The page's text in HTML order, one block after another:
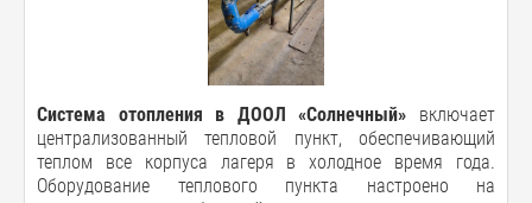
Система отопления в ДООЛ «Солнечный» включает
централизованный тепловой пункт, обеспечивающий
теплом все корпуса лагеря в холодное время года.
Оборудование теплового пункта настроено на